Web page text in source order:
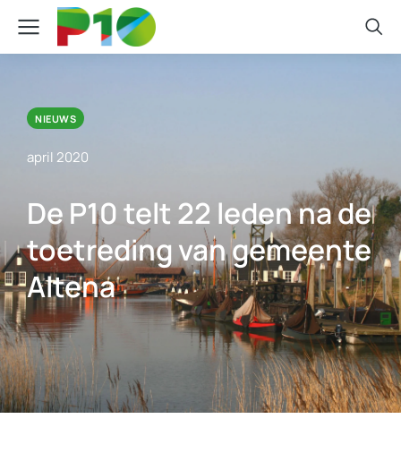
NIEUWS
april 2020
De P10 telt 22 leden na de
toetreding van gemeente
Altena